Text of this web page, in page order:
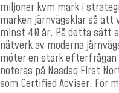
miljoner kvm mark i
marken järnvägsklar så att
minst 40 år. På detta sätt
nätverk av moderna
möter en stark efterfrågan
noteras på Nasdaq First
som Certified Adviser. För